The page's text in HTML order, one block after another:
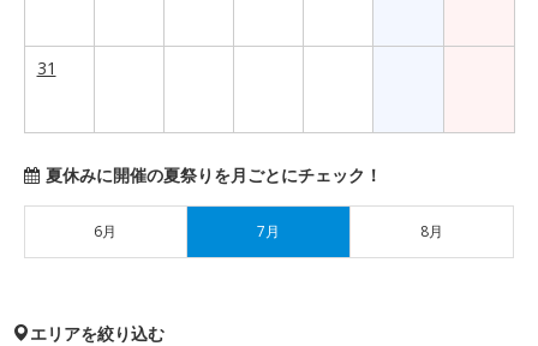
31
夏休みに開催の夏祭りを月ごとにチェック！
6月 7月 8月
エリアを絞り込む